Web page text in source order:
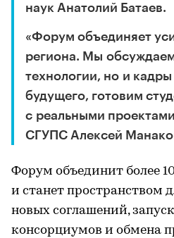
наук Анатолий Батаев.
«Форум объединяет
региона. Мы
технологии, но и
будущего, готовим
с реальными
СГУПС Алексей
Форум объединит более
и станет пространством
новых соглашений,
консорциумов и обмена